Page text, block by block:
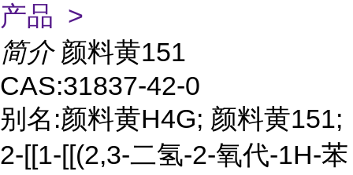
产品 >
简介 颜料黄151
CAS:31837-42-0
别名:颜料黄H4G; 颜料黄151;
2-[[1-[[(2,3-二氢-2-氧代-1H-苯